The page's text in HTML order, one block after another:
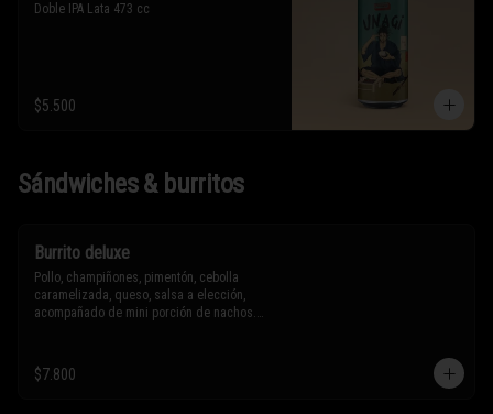
Doble IPA Lata 473 cc
$5.500
Sándwiches & burritos
Burrito deluxe
Pollo, champiñones, pimentón, cebolla
caramelizada, queso, salsa a elección,
acompañado de mini porción de nachos.
* Los ingredientes no son intercambiables.
Sólo puedes solicitar eliminar un
$7.800